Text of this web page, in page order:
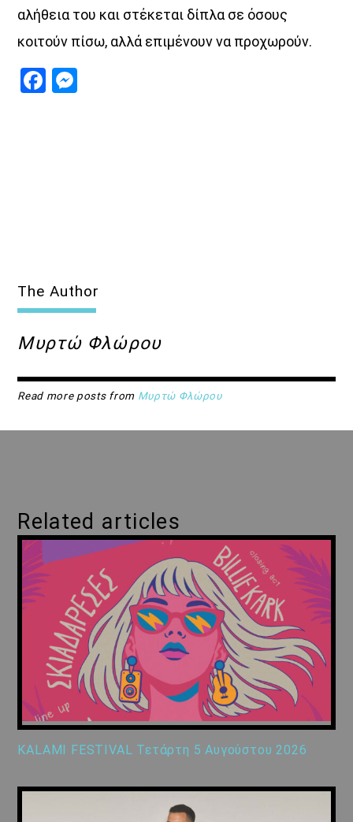
«Στο βάθος κήπος»
ΜΟΥΣΙΚΗ
15:00
αλήθεια του και στέκεται δίπλα σε όσους
κοιτούν πίσω, αλλά επιμένουν να προχωρούν.
Facebook
The Author
Μυρτώ Φλώρου
Read more posts from Μυρτώ Φλώρου
Related articles
KALAMI FESTIVAL Τετάρτη 5 Αυγούστου 2026